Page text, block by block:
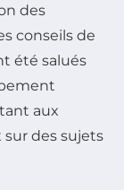
des
conseils de
été salués
aux
des sujets